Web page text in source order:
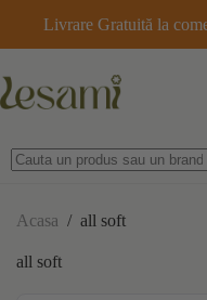
conținut
Livrare Gratuită la
Acasa / all soft
all soft